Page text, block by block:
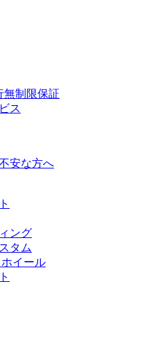
無制限保証
ス
安な方へ
ング
タム
イール